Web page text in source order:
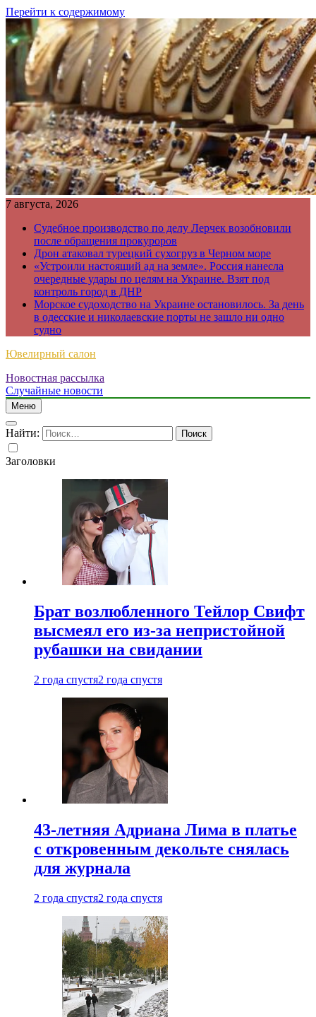
Перейти к содержимому
7 августа, 2026
Судебное производство по делу Лерчек возобновили
после обращения прокуроров
Дрон атаковал турецкий сухогруз в Черном море
«Устроили настоящий ад на земле». Россия нанесла
очередные удары по целям на Украине. Взят под
контроль город в ДНР
Морское судоходство на Украине остановилось. За день
в одесские и николаевские порты не зашло ни одно
судно
Ювелирный салон
Новостная рассылка
Случайные новости
Меню
Найти:
Заголовки
Брат возлюбленного Тейлор Свифт
высмеял его из-за непристойной
рубашки на свидании
2 года спустя2 года спустя
43-летняя Адриана Лима в платье
с откровенным декольте снялась
для журнала
2 года спустя2 года спустя